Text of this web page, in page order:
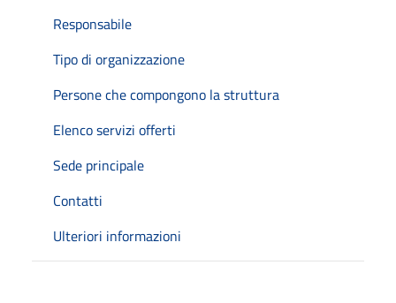
Responsabile
Tipo di organizzazione
Persone che compongono la struttura
Elenco servizi offerti
Sede principale
Contatti
Ulteriori informazioni